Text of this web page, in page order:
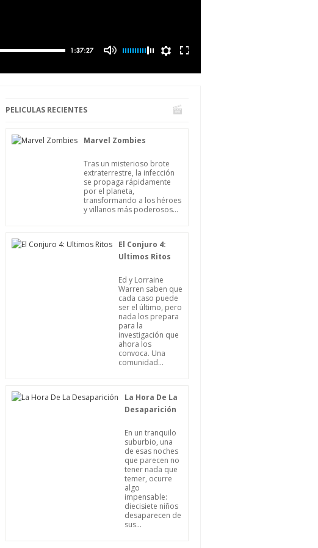
PELICULAS RECIENTES
Marvel Zombies
Tras un misterioso brote
extraterrestre, la infección
se propaga rápidamente
por el planeta,
transformando a los héroes
y villanos más poderosos...
El Conjuro 4:
Ultimos Ritos
Ed y Lorraine
Warren saben que
cada caso puede
ser el último, pero
nada los prepara
para la
investigación que
ahora los
convoca. Una
comunidad...
La Hora De La
Desaparición
En un tranquilo
suburbio, una
de esas noches
que parecen no
tener nada que
temer, ocurre
algo
impensable:
diecisiete niños
desaparecen de
sus...